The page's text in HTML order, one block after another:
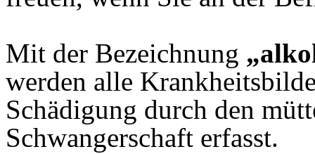
Mit der Bezeichnung
werden alle
Schädigung durch den
Schwangerschaft erfasst.